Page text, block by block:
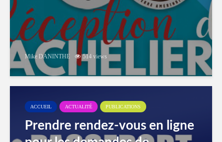
Mike DANINTHE 514 views
ACCUEIL ACTUALITÉ PUBLICATIONS
Prendre rendez-vous en ligne